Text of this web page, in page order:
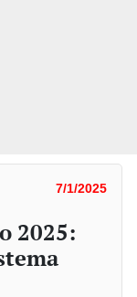
7/1/2025
2025: